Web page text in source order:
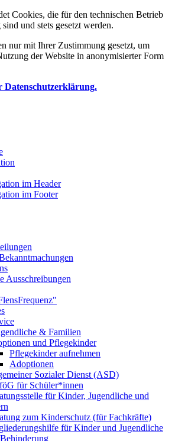
Cookies, die für den technischen Betrieb
und stets gesetzt werden.
nur mit Ihrer Zustimmung gesetzt, um
der Website in anonymisierter Form
Datenschutzerklärung.
im Header
im Footer
Ausschreibungen
& Familien
und Pflegekinder
Pflegekinder aufnehmen
Adoptionen
Sozialer Dienst (ASD)
für Schüler*innen
für Kinder, Jugendliche und
zum Kinderschutz (für Fachkräfte)
für Kinder und Jugendliche